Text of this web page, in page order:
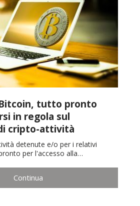
tutto pronto
in regola sul
cripto-attività
detenute e/o per i relativi
per l'accesso alla…
Continua